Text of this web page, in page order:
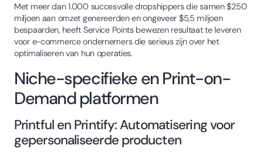
Met meer dan 1.000 succesvolle dropshippers die samen $250
miljoen aan omzet genereerden en ongeveer $5,5 miljoen
bespaarden, heeft Service Points bewezen resultaat te leveren
voor e-commerce ondernemers die serieus zijn over het
optimaliseren van hun operaties.
Niche-specifieke en Print-on-
Demand platformen
Printful en Printify: Automatisering voor
gepersonaliseerde producten